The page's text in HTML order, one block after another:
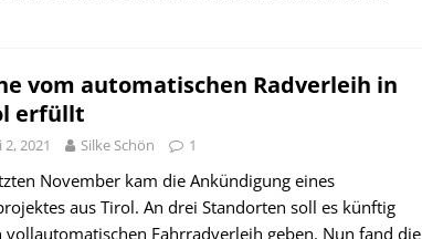
vom automatischen Radverleih in
erfüllt
2, 2021 Silke Schön 1
November kam die Ankündigung eines
aus Tirol. An drei Standorten soll es künftig
vollautomatischen Fahrradverleih geben. Nun fand die